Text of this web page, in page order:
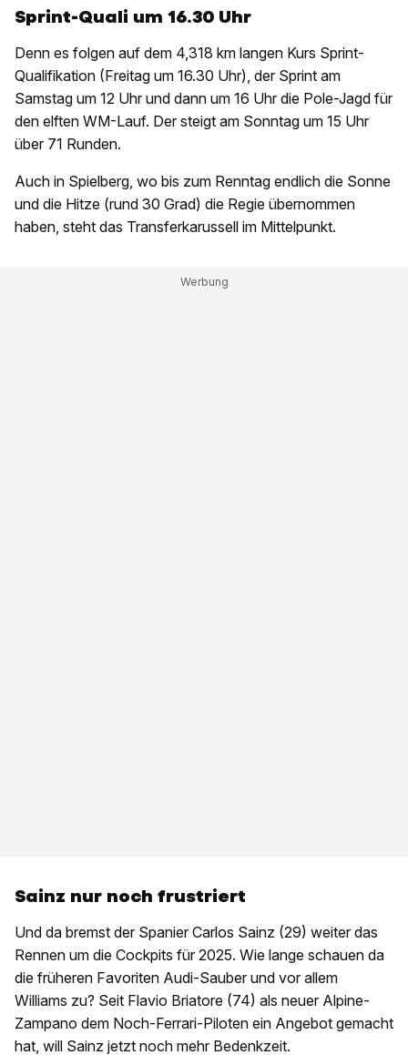
Sprint-Quali um 16.30 Uhr
Denn es folgen auf dem 4,318 km langen Kurs Sprint-
Qualifikation (Freitag um 16.30 Uhr), der Sprint am
Samstag um 12 Uhr und dann um 16 Uhr die Pole-Jagd für
den elften WM-Lauf. Der steigt am Sonntag um 15 Uhr
über 71 Runden.
Auch in Spielberg, wo bis zum Renntag endlich die Sonne
und die Hitze (rund 30 Grad) die Regie übernommen
haben, steht das Transferkarussell im Mittelpunkt.
Sainz nur noch frustriert
Und da bremst der Spanier Carlos Sainz (29) weiter das
Rennen um die Cockpits für 2025. Wie lange schauen da
die früheren Favoriten Audi-Sauber und vor allem
Williams zu? Seit Flavio Briatore (74) als neuer Alpine-
Zampano dem Noch-Ferrari-Piloten ein Angebot gemacht
hat, will Sainz jetzt noch mehr Bedenkzeit.